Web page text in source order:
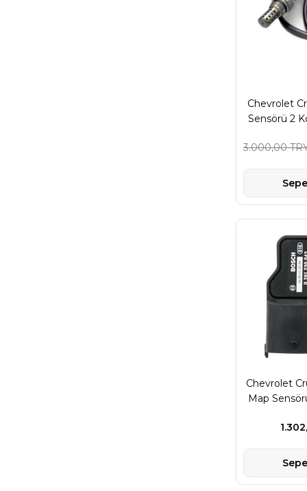
Chevrolet
Sensörü 2
3.000,00
Chevrolet
Map